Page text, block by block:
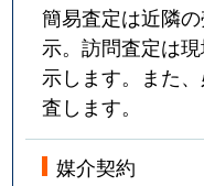
簡易査定は近隣
示。訪問査定は
示します。また
査します。
媒介契約